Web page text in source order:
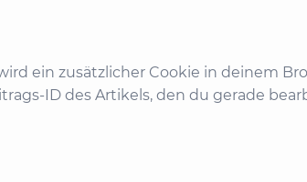
ein zusätzlicher Cookie in deinem
ID des Artikels, den du gerade